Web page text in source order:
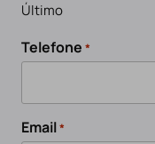
Último
Telefone *
Email*